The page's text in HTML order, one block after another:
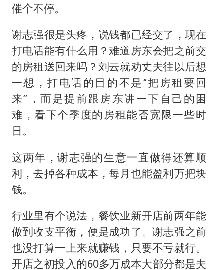
催个不停。
谢志强很是头疼，说钱都已经交了，现在
打电话能有什么用？难道房东会把之前交
的房租送回来吗？刘云就劝丈夫往以后想
一想，打电话的目的不是“把房租要回
来”，而是提前跟房东讲一下自己的困
难，看下个季度的房租能否宽限一些时
日。
这两年，谢志强的生意一直做得还算顺
利，去掉各种成本，每月也能盈利万把块
钱。
行业里有个说法，餐饮业新开店前两年能
做到收支平衡，便是成功了。谢志强之前
也没打算一上来就赚钱，只要不亏就行。
开店之初投入的60多万成本大部分都是夫